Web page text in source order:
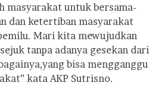
masyarakat untuk bersama-
dan ketertiban masyarakat
Mari kita mewujudkan
tanpa adanya gesekan dari
bisa mengganggu
kata AKP Sutrisno.